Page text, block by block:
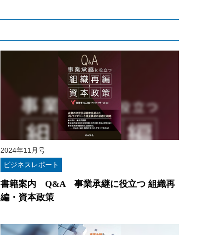
2024年11月号
ビジネスレポート
書籍案内 Q&A 事業承継に役立つ 組織再
編・資本政策